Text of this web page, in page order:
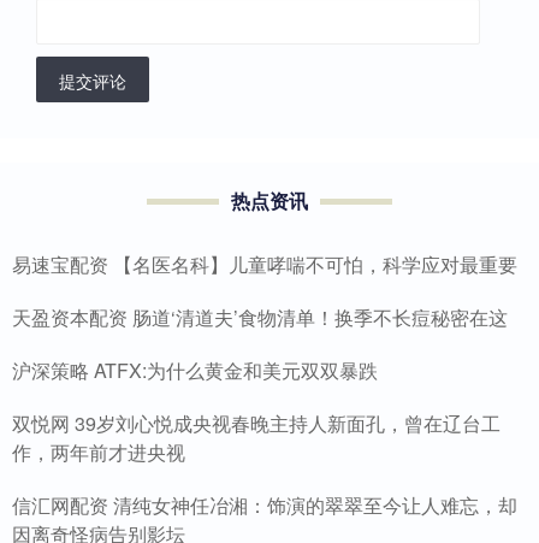
提交评论
热点资讯
易速宝配资 【名医名科】儿童哮喘不可怕，科学应对最重要
天盈资本配资 肠道‘清道夫’食物清单！换季不长痘秘密在这
沪深策略 ATFX:为什么黄金和美元双双暴跌
双悦网 39岁刘心悦成央视春晚主持人新面孔，曾在辽台工
作，两年前才进央视
信汇网配资 清纯女神任冶湘：饰演的翠翠至今让人难忘，却
因离奇怪病告别影坛